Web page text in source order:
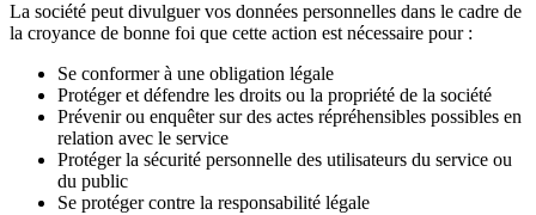
La société peut divulguer vos données personnelles dans le cadre de
la croyance de bonne foi que cette action est nécessaire pour :
Se conformer à une obligation légale
Protéger et défendre les droits ou la propriété de la société
Prévenir ou enquêter sur des actes répréhensibles possibles en
relation avec le service
Protéger la sécurité personnelle des utilisateurs du service ou
du public
Se protéger contre la responsabilité légale